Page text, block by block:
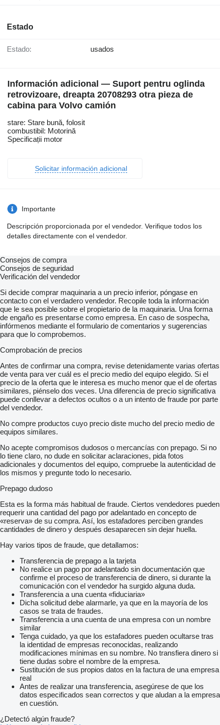
Estado
Estado: usados
Información adicional — Suport pentru oglinda
retrovizoare, dreapta 20708293 otra pieza de
cabina para Volvo camión
stare: Stare bună, folosit
combustibil: Motorină
Specificații motor
Solicitar información adicional
Importante
Descripción proporcionada por el vendedor. Verifique todos los
detalles directamente con el vendedor.
Consejos de compra
Consejos de seguridad
Verificación del vendedor
Si decide comprar maquinaria a un precio inferior, póngase en
contacto con el verdadero vendedor. Recopile toda la información
que le sea posible sobre el propietario de la maquinaria. Una forma
de engaño es presentarse como empresa. En caso de sospecha,
infórmenos mediante el formulario de comentarios y sugerencias
para que lo comprobemos.
Comprobación de precios
Antes de confirmar una compra, revise detenidamente varias ofertas
de venta para ver cuál es el precio medio del equipo elegido. Si el
precio de la oferta que le interesa es mucho menor que el de ofertas
similares, piénselo dos veces. Una diferencia de precio significativa
puede conllevar a defectos ocultos o a un intento de fraude por parte
del vendedor.
No compre productos cuyo precio diste mucho del precio medio de
equipos similares.
No acepte compromisos dudosos o mercancías con prepago. Si no
lo tiene claro, no dude en solicitar aclaraciones, pida fotos
adicionales y documentos del equipo, compruebe la autenticidad de
los mismos y pregunte todo lo necesario.
Prepago dudoso
Esta es la forma más habitual de fraude. Ciertos vendedores pueden
requerir una cantidad del pago por adelantado en concepto de
«reserva» de su compra. Así, los estafadores perciben grandes
cantidades de dinero y después desaparecen sin dejar huella.
Hay varios tipos de fraude, que detallamos:
Transferencia de prepago a la tarjeta
No realice un pago por adelantado sin documentación que
confirme el proceso de transferencia de dinero, si durante la
comunicación con el vendedor ha surgido alguna duda.
Transferencia a una cuenta «fiduciaria»
Dicha solicitud debe alarmarle, ya que en la mayoría de los
casos se trata de fraudes.
Transferencia a una cuenta de una empresa con un nombre
similar
Tenga cuidado, ya que los estafadores pueden ocultarse tras
la identidad de empresas reconocidas, realizando
modificaciones mínimas en su nombre. No transfiera dinero si
tiene dudas sobre el nombre de la empresa.
Sustitución de sus propios datos en la factura de una empresa
real
Antes de realizar una transferencia, asegúrese de que los
datos especificados sean correctos y que aludan a la empresa
en cuestión.
¿Detectó algún fraude?